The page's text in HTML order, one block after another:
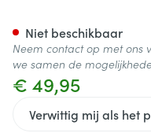
€ 49,95
Verwittig mij als het
Niet beschikbaar
Neem contact op met ons
we samen de